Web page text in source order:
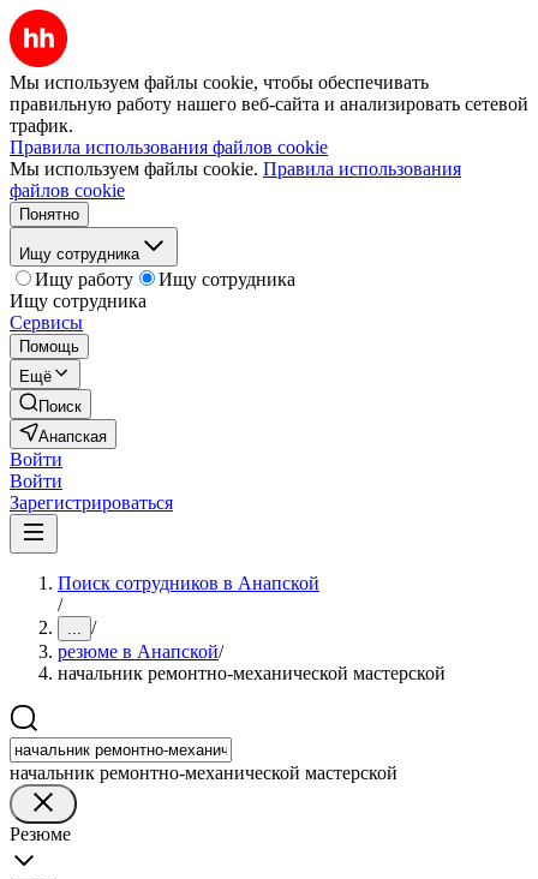
Мы используем файлы cookie, чтобы обеспечивать
правильную работу нашего веб-сайта и анализировать сетевой
трафик.
Правила использования файлов cookie
Мы используем файлы cookie. Правила использования
файлов cookie
Понятно
Ищу сотрудника
Ищу работу
Ищу сотрудника
Ищу сотрудника
Сервисы
Помощь
Ещё
Поиск
Анапская
Войти
Войти
Зарегистрироваться
Поиск сотрудников в Анапской
/
... /
резюме в Анапской/
начальник ремонтно-механической мастерской
начальник ремонтно-механической мастерской
Резюме